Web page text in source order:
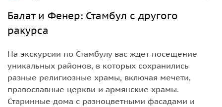
Балат и Фенер: Стамбул с другого
ракурса
На экскурсии по Стамбулу вас ждет посещение
уникальных районов, в которых сохранились
разные религиозные храмы, включая мечети,
православные церкви и армянские храмы.
Старинные дома с разноцветными фасадами и